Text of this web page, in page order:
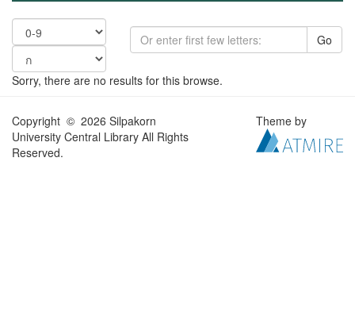
Go
Sorry, there are no results for this browse.
Copyright © 2026 Silpakorn
University Central Library All Rights
Reserved.
Theme by